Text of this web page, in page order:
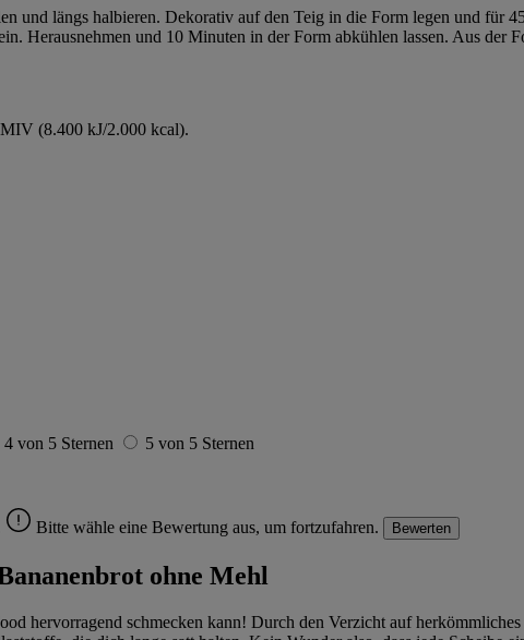
und längs halbieren. Dekorativ auf den Teig in die Form legen und für
Herausnehmen und 10 Minuten in der Form abkühlen lassen. Aus der
(8.400 kJ/2.000 kcal).
4 von 5 Sternen
5 von 5 Sternen
Bitte wähle eine Bewertung aus, um fortzufahren. Bewerten
ohne Mehl
hervorragend schmecken kann! Durch den Verzicht auf